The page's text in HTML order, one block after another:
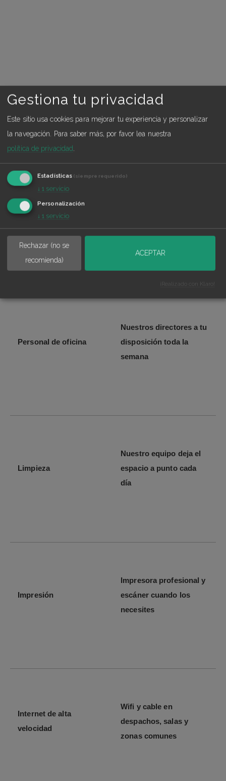
Servicios del coworking en
Bernabéu
Personal de oficina
Nuestros directores a tu
disposición toda la
semana
Limpieza
Nuestro equipo deja el
espacio a punto cada
día
Impresión
Impresora profesional y
escáner cuando los
necesites
Internet de alta
velocidad
Wifi y cable en
despachos, salas y
zonas comunes
Gestiona tu privacidad
Este sitio usa cookies para mejorar tu experiencia y personalizar
la navegación. Para saber más, por favor lea nuestra
política de privacidad.
Estadísticas (siempre requerido)
↓ 1 servicio
Personalización
↓ 1 servicio
Rechazar (no se
recomienda)
ACEPTAR
¡Realizado con Klaro!